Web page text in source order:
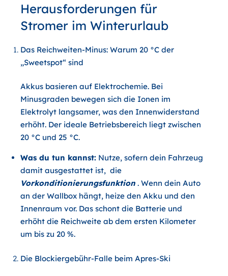
Herausforderungen für
Stromer im Winterurlaub
Das Reichweiten-Minus: Warum 20 °C der
„Sweetspot“ sind
Akkus basieren auf Elektrochemie. Bei
Minusgraden bewegen sich die Ionen im
Elektrolyt langsamer, was den Innenwiderstand
erhöht. Der ideale Betriebsbereich liegt zwischen
20 °C und 25 °C.
Was du tun kannst: Nutze, sofern dein Fahrzeug
damit ausgestattet ist, die
Vorkonditionierungsfunktion . Wenn dein Auto
an der Wallbox hängt, heize den Akku und den
Innenraum vor. Das schont die Batterie und
erhöht die Reichweite ab dem ersten Kilometer
um bis zu 20 %.
Die Blockiergebühr-Falle beim Apres-Ski